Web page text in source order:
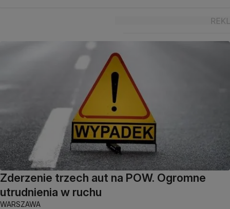
Zderzenie trzech aut na POW. Ogromne
utrudnienia w ruchu
WARSZAWA